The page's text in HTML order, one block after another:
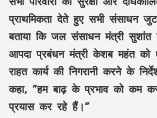
प्राथमिकता देते हुए सभी संसाधन
बताया कि जल संसाधन मंत्री सुशांत
आपदा प्रबंधन मंत्री केशब महंत को
राहत कार्य की निगरानी करने के
कहा, ”हम बाढ़ के प्रभाव को कम
प्रयास कर रहे हैं।”